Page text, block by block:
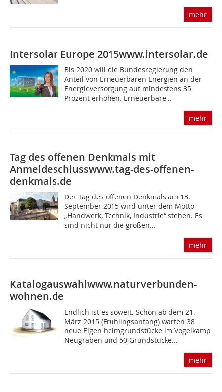
mehr
Intersolar Europe 2015www.intersolar.de
Bis 2020 will die Bundesregierung den
Anteil von Erneuerbaren Energien an der
Energieversorgung auf mindestens 35
Prozent erhöhen. Erneuerbare...
mehr
Tag des offenen Denkmals mit
Anmeldeschlusswww.tag-des-offenen-
denkmals.de
Der Tag des offenen Denkmals am 13.
September 2015 wird unter dem Motto
„Handwerk, Technik, Industrie“ stehen. Es
sind nicht nur die großen...
mehr
Katalogauswahlwww.naturverbunden-
wohnen.de
Endlich ist es soweit. Schon ab dem 21.
März 2015 (Frühlingsanfang) warten 38
neue Eigen ­heimgrundstücke im Vogelkamp
Neugraben und 50 Grundstücke...
mehr